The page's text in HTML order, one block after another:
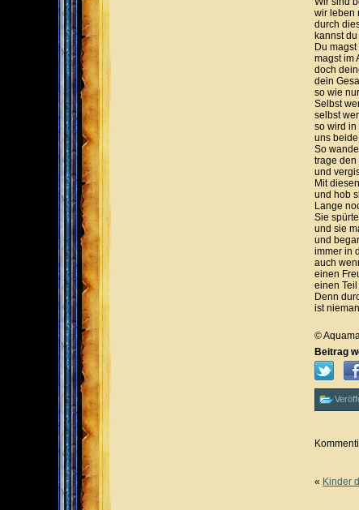
wir leben
durch
kannst
Du
magst im
doch
dein
so wie
Selbst
selbst
so wird in
uns beide
So
trage den
und
Mit
und hob
Lange
Sie
und sie
und
immer in
auch
einen
einen
Denn
ist
©
Beitrag
« Kinder